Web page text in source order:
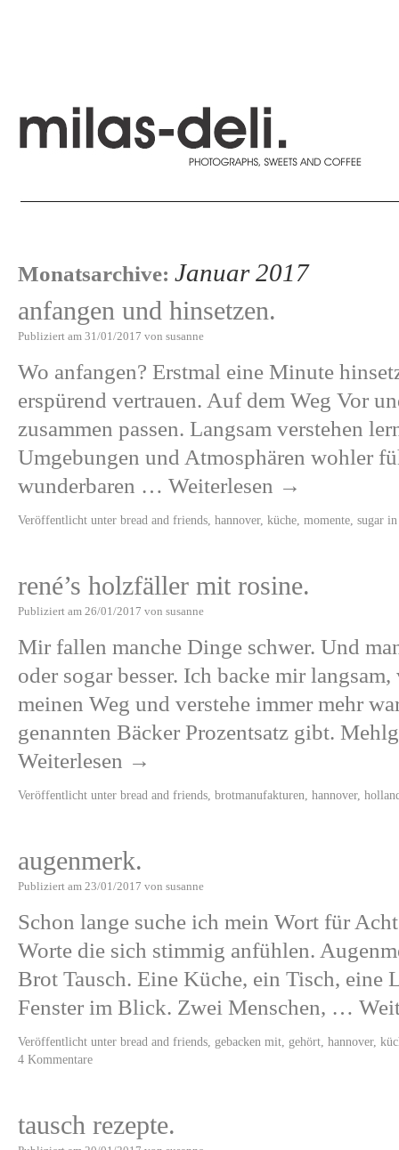
Monatsarchive: Januar 2017
anfangen und hinsetzen.
Publiziert am 31/01/2017 von susanne
Wo anfangen? Erstmal eine Minute
erspürend vertrauen. Auf dem Weg Vor
zusammen passen. Langsam verstehen
Umgebungen und Atmosphären wohler
wunderbaren … Weiterlesen →
Veröffentlicht unter bread and friends hannover, küche momente sugar
rené’s holzfäller mit rosine.
Publiziert am 26/01/2017 von susanne
Mir fallen manche Dinge schwer. Und
oder sogar besser. Ich backe mir
meinen Weg und verstehe immer mehr
genannten Bäcker Prozentsatz gibt.
Weiterlesen →
Veröffentlicht unter bread and friends brotmanufakturen hannover,
augenmerk.
Publiziert am 23/01/2017 von susanne
Schon lange suche ich mein Wort für
Worte die sich stimmig anfühlen.
Brot Tausch. Eine Küche, ein Tisch, eine
Fenster im Blick. Zwei Menschen, …
Veröffentlicht unter bread and friends gebacken mit gehört hannover,
4 Kommentare
tausch rezepte.